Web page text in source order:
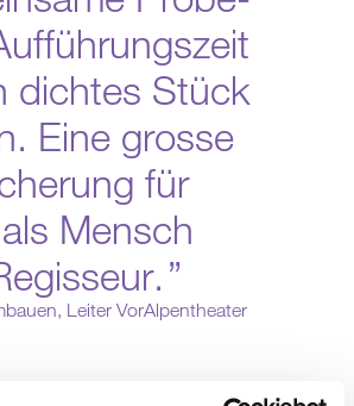
dichtes Stück
Eine grosse
für
Mensch
Leiter VorAlpentheater